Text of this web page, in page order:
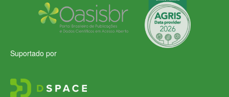
Suportado por